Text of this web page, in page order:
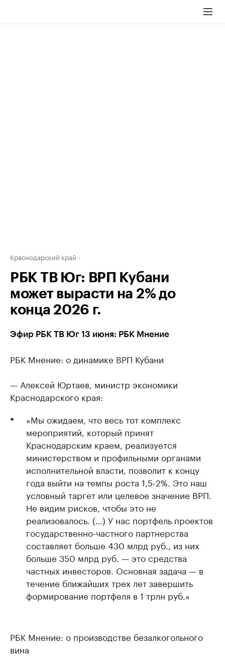
Краснодарский край
РБК ТВ Юг: ВРП Кубани
может вырасти на 2% до
конца 2026 г.
Эфир РБК ТВ Юг 13 июня: РБК Мнение
РБК Мнение: о динамике ВРП Кубани
— Алексей Юртаев, министр экономики
Краснодарского края:
«Мы ожидаем, что весь тот комплекс
мероприятий, который принят
Краснодарским краем, реализуется
министерством и профильными органами
исполнительной власти, позволит к концу
года выйти на темпы роста 1,5-2%. Это наш
условный таргет или целевое значение ВРП.
Не видим рисков, чтобы это не
реализовалось. (…) У нас портфель проектов
государственно-частного партнерства
составляет больше 430 млрд руб., из них
больше 350 млрд руб. — это средства
частных инвесторов. Основная задача — в
течение ближайших трех лет завершить
формирование портфеля в 1 трлн руб.»
РБК Мнение: о производстве безалкогольного
вина